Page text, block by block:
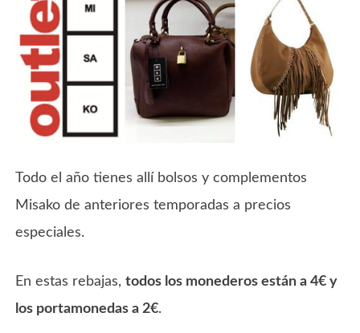
Todo el año tienes allí bolsos y complementos
Misako de anteriores temporadas a precios
especiales.
En estas rebajas,todos los monederos están a 4€ y
los portamonedas a 2€.